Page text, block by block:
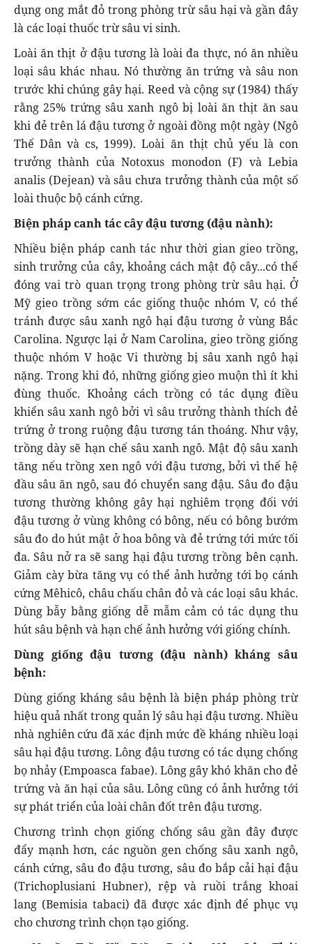
dụng ong mắt đỏ trong phòng trừ sâu hại và gần đây
là các loại thuốc trừ sâu vi sinh.
Loài ăn thịt ở đậu tương là loài đa thực, nó ăn nhiều
loại sâu khác nhau. Nó thường ăn trứng và sâu non
trước khi chúng gây hại. Reed và cộng sự (1984) thấy
rằng 25% trứng sâu xanh ngô bị loài ăn thịt ăn sau
khi đẻ trên lá đậu tương ở ngoài đồng một ngày (Ngô
Thế Dân và cs, 1999). Loài ăn thịt chủ yếu là con
trưởng thành của Notoxus monodon (F) và Lebia
analis (Dejean) và sâu chưa trưởng thành của một số
loài thuộc bộ cánh cứng.
Biện pháp canh tác cây đậu tương (đậu nành):
Nhiều biện pháp canh tác như thời gian gieo trồng,
sinh trưởng của cây, khoảng cách mật độ cây...có thể
đóng vai trò quan trọng trong phòng trừ sâu hại. Ở
Mỹ gieo trồng sớm các giống thuộc nhóm V, có thể
tránh được sâu xanh ngô hại đậu tương ở vùng Bắc
Carolina. Ngược lại ở Nam Carolina, gieo trồng giống
thuộc nhóm V hoặc Vi thường bị sâu xanh ngô hại
nặng. Trong khi đó, những giống gieo muộn thì ít khi
đùng thuốc. Khoảng cách trồng có tác dụng điều
khiển sâu xanh ngô bởi vì sâu trưởng thành thích đẻ
trứng ở trong ruộng đậu tương tán thoáng. Như vậy,
trồng dày sẽ hạn chế sâu xanh ngô. Mật độ sâu xanh
tăng nếu trồng xen ngô với đậu tương, bởi vì thế hệ
đầu sâu ăn ngô, sau đó chuyển sang đậu. Sâu đo đậu
tương thường không gây hại nghiêm trọng đối với
đậu tương ở vùng không có bông, nếu có bông bướm
sâu đo do hút mật ở hoa bông và đẻ trứng tới mức tối
đa. Sâu nở ra sẽ sang hại đậu tương trồng bên cạnh.
Giảm cày bừa tăng vụ có thể ảnh hưởng tới bọ cánh
cứng Mêhicô, châu chấu chân đỏ và các loại sâu khác.
Dùng bẫy bằng giống dễ mẫm cảm có tác dụng thu
hút sâu bệnh và hạn chế ảnh hưởng với giống chính.
Dùng giống đậu tương (đậu nành) kháng sâu
bệnh:
Dùng giống kháng sâu bệnh là biện pháp phòng trừ
hiệu quả nhất trong quản lý sâu hại đậu tương. Nhiều
nhà nghiên cứu đã xác định mức đề kháng nhiều loại
sâu hại đậu tương. Lông đậu tương có tác dụng chống
bọ nhảy (Empoasca fabae). Lông gây khó khăn cho đẻ
trứng và ăn hại của sâu. Lông cũng có ảnh hưởng tới
sự phát triển của loài chân đốt trên đậu tương.
Chương trình chọn giống chống sâu gần đây được
đẩy mạnh hơn, các nguồn gen chống sâu xanh ngô,
cánh cứng, sâu đo đậu tương, sâu đo bắp cải hại đậu
(Trichoplusiani Hubner), rệp và ruồi trắng khoai
lang (Bemisia tabaci) đã được xác định để phục vụ
cho chương trình chọn tạo giống.